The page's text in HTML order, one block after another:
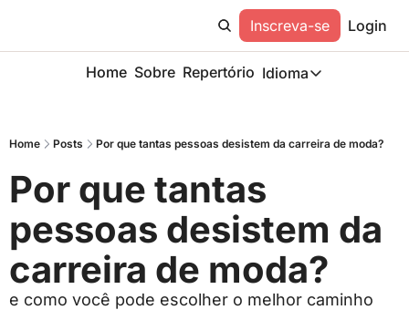
Inscreva-se Login
Home Sobre Repertório Idioma
Idioma
Description
Home Posts Por que tantas pessoas desistem da carreira de moda?
Por que tantas
pessoas desistem da
carreira de moda?
e como você pode escolher o melhor caminho